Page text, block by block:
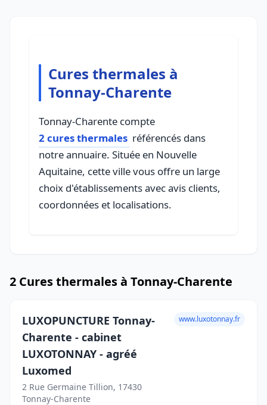
Cures thermales à
Tonnay-Charente
Tonnay-Charente compte
2 cures thermales référencés dans
notre annuaire. Située en Nouvelle
Aquitaine, cette ville vous offre un large
choix d'établissements avec avis clients,
coordonnées et localisations.
2 Cures thermales à Tonnay-Charente
LUXOPUNCTURE Tonnay-
Charente - cabinet
LUXOTONNAY - agréé
Luxomed
2 Rue Germaine Tillion, 17430
Tonnay-Charente
www.luxotonnay.fr